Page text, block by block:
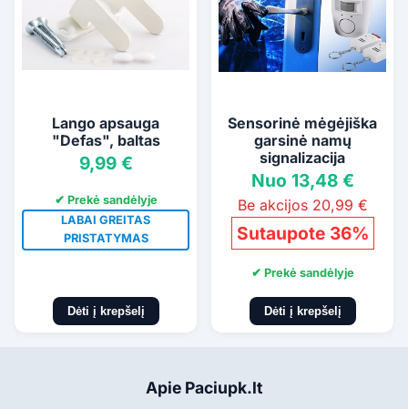
Lango apsauga
"Defas", baltas
9,99 €
✔ Prekė sandėlyje
LABAI GREITAS
PRISTATYMAS
Dėti į krepšelį
Sensorinė mėgėjiška
garsinė namų
signalizacija
Nuo 13,48 €
Be akcijos 20,99 €
Sutaupote 36%
✔ Prekė sandėlyje
Dėti į krepšelį
Apie Paciupk.lt